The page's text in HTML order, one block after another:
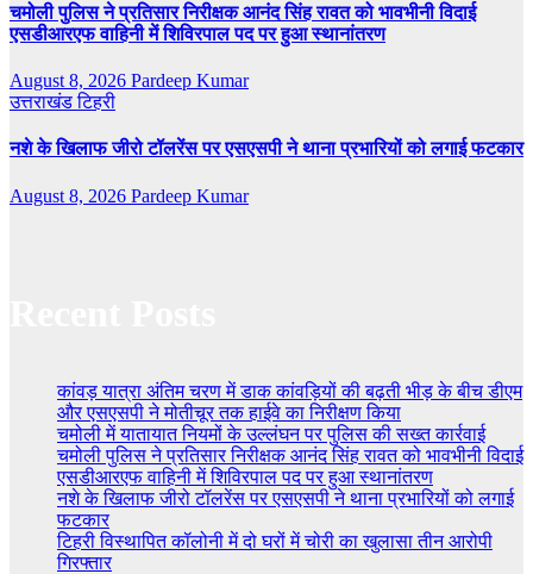
चमोली पुलिस ने प्रतिसार निरीक्षक आनंद सिंह रावत को भावभीनी विदाई
एसडीआरएफ वाहिनी में शिविरपाल पद पर हुआ स्थानांतरण
August 8, 2026 Pardeep Kumar
उत्तराखंडटिहरी
नशे के खिलाफ जीरो टॉलरेंस पर एसएसपी ने थाना प्रभारियों को लगाई फटकार
August 8, 2026 Pardeep Kumar
कांवड़ यात्रा अंतिम चरण में डाक कांवड़ियों की बढ़ती भीड़ के बीच डीएम
और एसएसपी ने मोतीचूर तक हाईवे का निरीक्षण किया
चमोली में यातायात नियमों के उल्लंघन पर पुलिस की सख्त कार्रवाई
चमोली पुलिस ने प्रतिसार निरीक्षक आनंद सिंह रावत को भावभीनी विदाई
एसडीआरएफ वाहिनी में शिविरपाल पद पर हुआ स्थानांतरण
नशे के खिलाफ जीरो टॉलरेंस पर एसएसपी ने थाना प्रभारियों को लगाई
फटकार
टिहरी विस्थापित कॉलोनी में दो घरों में चोरी का खुलासा तीन आरोपी
गिरफ्तार